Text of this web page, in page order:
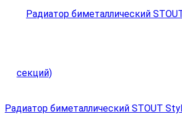
Радиатор биметаллический STOUT